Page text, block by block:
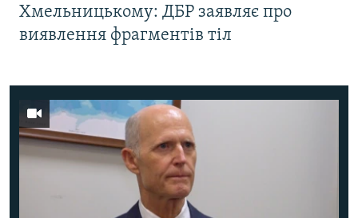
Хмельницькому: ДБР заявляє про
виявлення фрагментів тіл